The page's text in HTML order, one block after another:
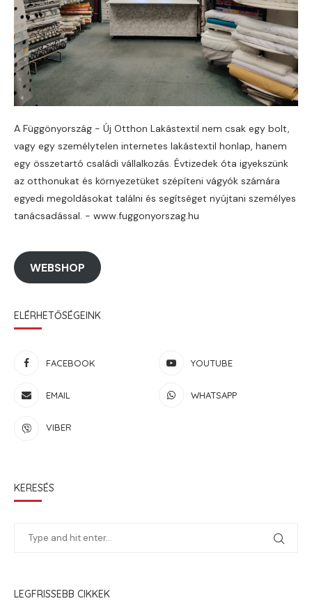
A Függönyország - Új Otthon Lakástextil nem csak egy bolt,
vagy egy személytelen internetes lakástextil honlap, hanem
egy összetartó családi vállalkozás. Évtizedek óta igyekszünk
az otthonukat és környezetüket szépíteni vágyók számára
egyedi megoldásokat találni és segítséget nyújtani személyes
tanácsadással. - www.fuggonyorszag.hu
WEBSHOP
ELÉRHETŐSÉGEINK
FACEBOOK YOUTUBE
EMAIL WHATSAPP
VIBER
KERESÉS
LEGFRISSEBB CIKKEK